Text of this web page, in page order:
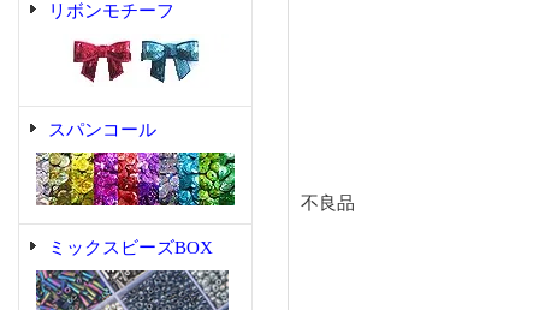
リボンモチーフ
スパンコール
ミックスビーズBOX
不良品